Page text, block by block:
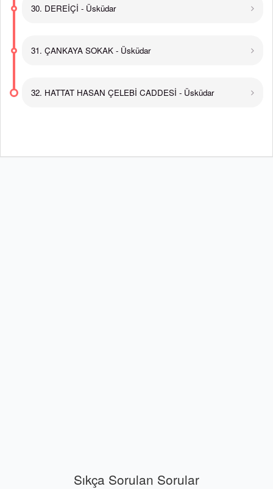
30. DEREİÇİ - Üsküdar
31. ÇANKAYA SOKAK - Üsküdar
32. HATTAT HASAN ÇELEBİ CADDESİ - Üsküdar
Sıkça Sorulan Sorular